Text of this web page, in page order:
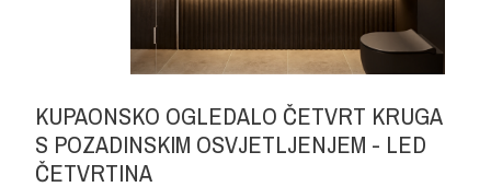
KUPAONSKO OGLEDALO ČETVRT KRUGA
S POZADINSKIM OSVJETLJENJEM - LED
ČETVRTINA